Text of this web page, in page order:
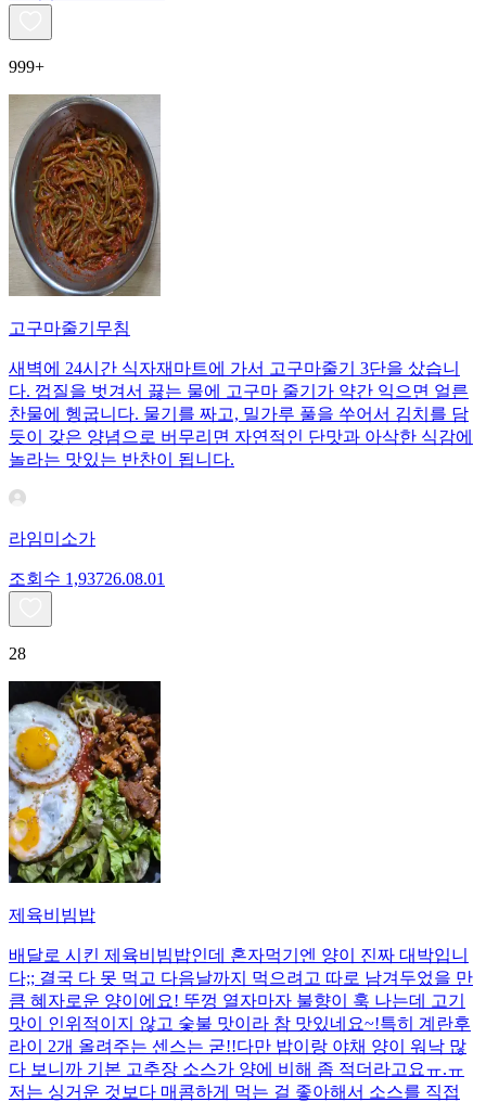
999+
고구마줄기무침
새벽에 24시간 식자재마트에 가서 고구마줄기 3단을 샀습니
다. 껍질을 벗겨서 끓는 물에 고구마 줄기가 약간 익으면 얼른
찬물에 헹굽니다. 물기를 짜고, 밀가루 풀을 쑤어서 김치를 담
듯이 갖은 양념으로 버무리면 자연적인 단맛과 아삭한 식감에
놀라는 맛있는 반찬이 됩니다.
라임미소가
조회수 1,93726.08.01
28
제육비빔밥
배달로 시킨 제육비빔밥인데 혼자먹기엔 양이 진짜 대박입니
다;; 결국 다 못 먹고 다음날까지 먹으려고 따로 남겨두었을 만
큼 혜자로운 양이에요! 뚜껑 열자마자 불향이 훅 나는데 고기
맛이 인위적이지 않고 숯불 맛이라 참 맛있네요~!특히 계란후
라이 2개 올려주는 센스는 굳!! ​다만 밥이랑 야채 양이 워낙 많
다 보니까 기본 고추장 소스가 양에 비해 좀 적더라고요ㅠ.ㅠ
저는 싱거운 것보다 매콤하게 먹는 걸 좋아해서 소스를 직접